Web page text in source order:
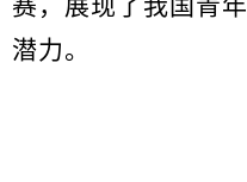
赛，展现了我国青年
潜力。